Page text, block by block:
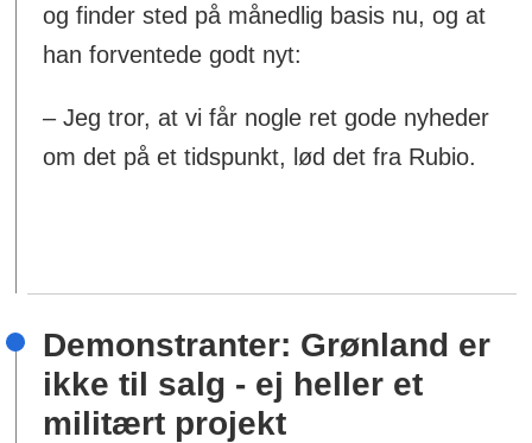
og finder sted på månedlig basis nu, og at
han forventede godt nyt:
– Jeg tror, at vi får nogle ret gode nyheder
om det på et tidspunkt, lød det fra Rubio.
Demonstranter: Grønland er
ikke til salg - ej heller et
militært projekt